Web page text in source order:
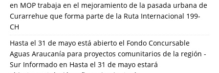
en MOP trabaja en el mejoramiento de la pasada urbana de
Curarrehue que forma parte de la Ruta Internacional 199-
CH
Hasta el 31 de mayo está abierto el Fondo Concursable
Aguas Araucanía para proyectos comunitarios de la región -
Sur Informado en Hasta el 31 de mayo estará